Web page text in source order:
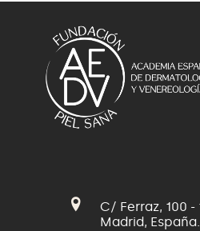
C/ Ferraz, 100 -
Madrid, España.